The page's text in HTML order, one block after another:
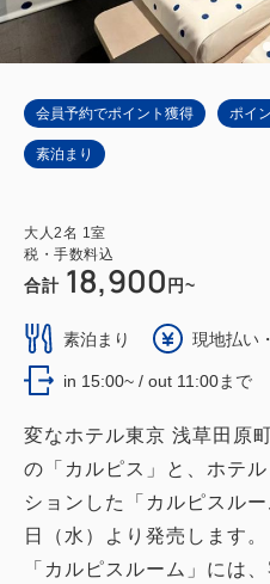
会員予約でポイント獲得 ポイ
素泊まり
大人2名 1室
税・手数料込
合計 18,900 円~
素泊まり 現地払い
in 15:00~ / out 11:00まで
変なホテル東京 浅草田原
の「カルピス」と、ホテ
ションした「カルピスル
日（水）より発売します。
「カルピスルーム」には